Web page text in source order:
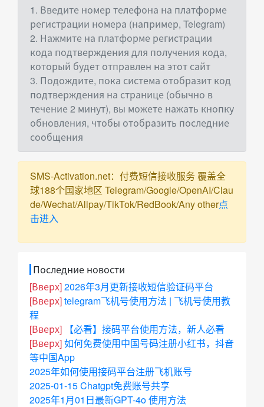
1. Введите номер телефона на платформе
регистрации номера (например, Telegram)
2. Нажмите на платформе регистрации
кода подтверждения для получения кода,
который будет отправлен на этот сайт
3. Подождите, пока система отобразит код
подтверждения на странице (обычно в
течение 2 минут), вы можете нажать кнопку
обновления, чтобы отобразить последние
сообщения
SMS-Activation.net：付费短信接收服务 覆盖全
球188个国家地区 Telegram/Google/OpenAI/Clau
de/Wechat/Alipay/TikTok/RedBook/Any other点
击进入
Последние новости
[Вверх]2026年3月更新接收短信验证码平台
[Вверх]telegram飞机号使用方法 | 飞机号使用教
程
[Вверх]
【必看】接码平台使用方法，新人必看
[Вверх]如何免费使用中国号码注册小红书，抖音
等中国App
2025年如何使用接码平台注册飞机账号
2025-01-15 Chatgpt免费账号共享
2025年1月01日最新GPT-4o 使用方法